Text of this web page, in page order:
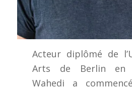
Acteur diplômé de
Arts de Berlin en
Wahedi a